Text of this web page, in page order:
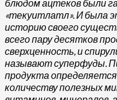
блюдом ацтеков были
«текуитлатл». И была
историю своего
всего пару десятков
сверхценность, и
называют суперфуды.
продукта
количеству полезных